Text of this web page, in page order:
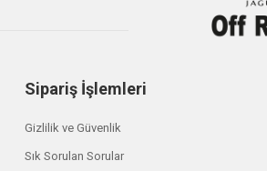
Sipariş İşlemleri
Gizlilik ve Güvenlik
Sık Sorulan Sorular